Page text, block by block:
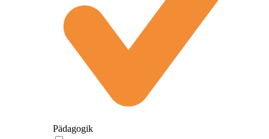
Pädagogik